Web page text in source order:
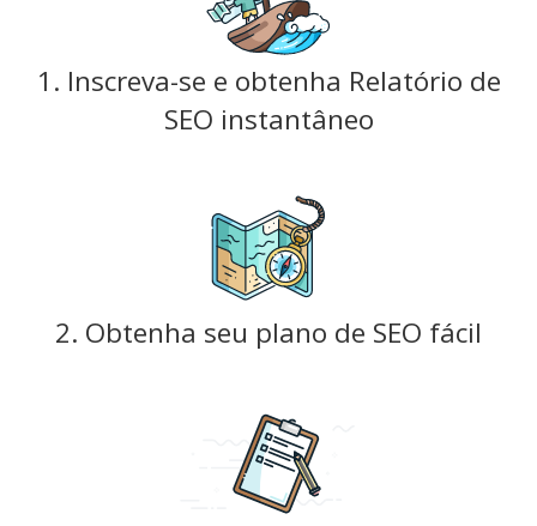
1. Inscreva-se e obtenha Relatório de
SEO instantâneo
2. Obtenha seu plano de SEO fácil